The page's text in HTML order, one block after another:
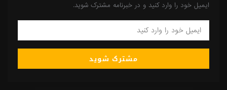
ایمیل خود را وارد کنید و در خبرنامه مشترک شوید.
مشترک شوید